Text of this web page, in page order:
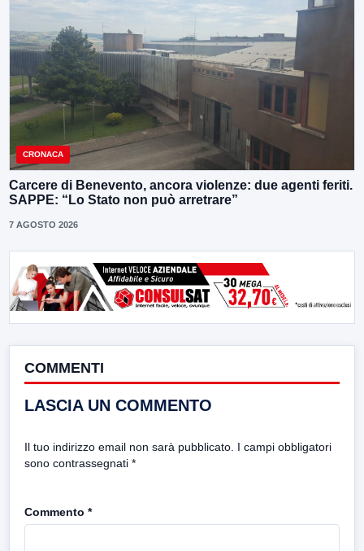
CRONACA
Carcere di Benevento, ancora violenze: due agenti feriti.
SAPPE: “Lo Stato non può arretrare”
7 AGOSTO 2026
COMMENTI
LASCIA UN COMMENTO
Il tuo indirizzo email non sarà pubblicato. I campi obbligatori
sono contrassegnati *
Commento *